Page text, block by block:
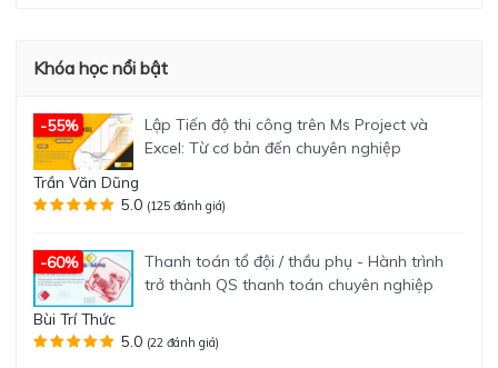
Khóa học nổi bật
-55%
Lập Tiến độ thi công trên Ms Project và
Excel: Từ cơ bản đến chuyên nghiệp
Trần Văn Dũng
5.0 (125 đánh giá)
-60%
Thanh toán tổ đội / thầu phụ - Hành trình
trở thành QS thanh toán chuyên nghiệp
Bùi Trí Thức
5.0 (22 đánh giá)